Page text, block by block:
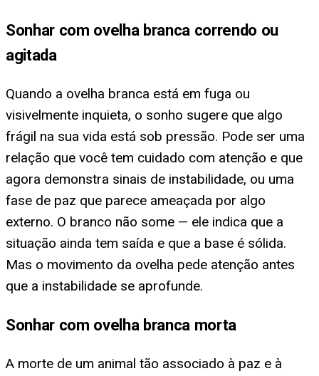
Sonhar com ovelha branca correndo ou
agitada
Quando a ovelha branca está em fuga ou
visivelmente inquieta, o sonho sugere que algo
frágil na sua vida está sob pressão. Pode ser uma
relação que você tem cuidado com atenção e que
agora demonstra sinais de instabilidade, ou uma
fase de paz que parece ameaçada por algo
externo. O branco não some — ele indica que a
situação ainda tem saída e que a base é sólida.
Mas o movimento da ovelha pede atenção antes
que a instabilidade se aprofunde.
Sonhar com ovelha branca morta
A morte de um animal tão associado à paz e à